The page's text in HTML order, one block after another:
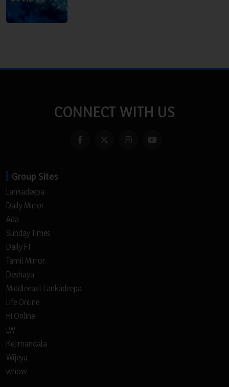
CONNECT WITH US
Group Sites
Lankadeepa
Daily Mirror
Ada
Sunday Times
Daily FT
Tamil Mirror
Deshaya
Middleeast Lankadeepa
Life Online
Hi Online
LW
Kelimandala
Wijeya
wnow